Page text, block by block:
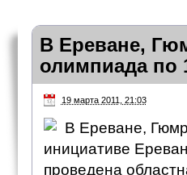
В Ереване,
олимпиада по
19 марта 2011, 21:03
В Ереване,
инициативе
проведена